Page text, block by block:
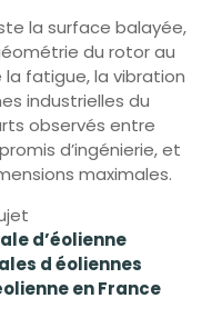
la surface balayée,
du rotor au
fatigue, la vibration
industrielles du
observés entre
d’ingénierie, et
maximales.
d’éolienne
d éoliennes
en France